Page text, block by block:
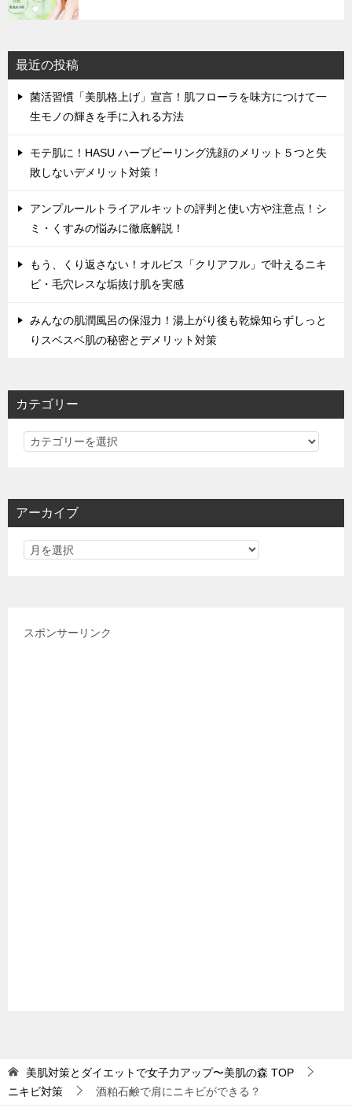
最近の投稿
菌活習慣「美肌格上げ」宣言！肌フローラを味方につけて一
生モノの輝きを手に入れる方法
モテ肌に！HASU ハーブピーリング洗顔のメリット５つと失
敗しないデメリット対策！
アンプルールトライアルキットの評判と使い方や注意点！シ
ミ・くすみの悩みに徹底解説！
もう、くり返さない！オルビス「クリアフル」で叶えるニキ
ビ・毛穴レスな垢抜け肌を実感
みんなの肌潤風呂の保湿力！湯上がり後も乾燥知らずしっと
りスベスベ肌の秘密とデメリット対策
カテゴリー
カ
リ
アーカイブ
スポンサーリンク
美肌対策とダイエットで女子力アップ〜美肌の森 TOP
ニキビ対策
酒粕石鹸で肩にニキビができる？